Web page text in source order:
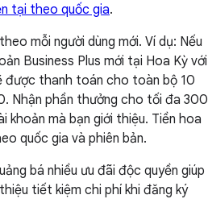
tại theo quốc gia.
mỗi người dùng mới. Ví dụ: Nếu
Business Plus mới tại Hoa Kỳ với
được thanh toán cho toàn bộ 10
. Nhận phần thưởng cho tối đa 300
khoản mà bạn giới thiệu. Tiền hoa
quốc gia và phiên bản.
bá nhiều ưu đãi độc quyền giúp
tiết kiệm chi phí khi đăng ký